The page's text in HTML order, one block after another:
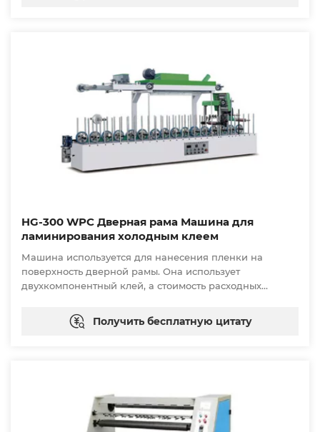
HG-300 WPC Дверная рама Машина для
ламинирования холодным клеем
Машина используется для нанесения пленки на
поверхность дверной рамы. Она использует
двухкомпонентный клей, а стоимость расходных
Получить бесплатную цитату